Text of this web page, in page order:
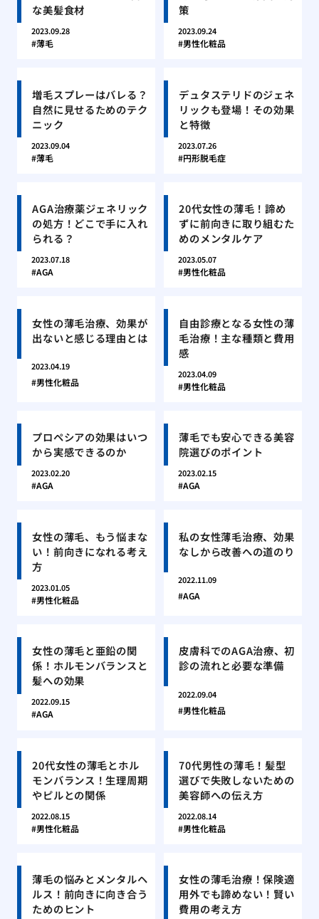
な美髪食材
2023.09.28
薄毛
策
2023.09.24
男性化粧品
増毛スプレーはバレる？
自然に見せるためのテク
ニック
2023.09.04
薄毛
デュタステリドのジェネ
リックも登場！その効果
と特徴
2023.07.26
円形脱毛症
AGA治療薬ジェネリック
の処方！どこで手に入れ
られる？
2023.07.18
AGA
20代女性の薄毛！諦め
ずに前向きに取り組むた
めのメンタルケア
2023.05.07
男性化粧品
女性の薄毛治療、効果が
出ないと感じる理由とは
2023.04.19
男性化粧品
自由診療となる女性の薄
毛治療！主な種類と費用
感
2023.04.09
男性化粧品
プロペシアの効果はいつ
から実感できるのか
2023.02.20
AGA
薄毛でも安心できる美容
院選びのポイント
2023.02.15
AGA
女性の薄毛、もう悩まな
い！前向きになれる考え
方
2023.01.05
男性化粧品
私の女性薄毛治療、効果
なしから改善への道のり
2022.11.09
AGA
女性の薄毛と亜鉛の関
係！ホルモンバランスと
髪への効果
2022.09.15
AGA
皮膚科でのAGA治療、初
診の流れと必要な準備
2022.09.04
男性化粧品
20代女性の薄毛とホル
モンバランス！生理周期
やピルとの関係
2022.08.15
男性化粧品
70代男性の薄毛！髪型
選びで失敗しないための
美容師への伝え方
2022.08.14
男性化粧品
薄毛の悩みとメンタルヘ
ルス！前向きに向き合う
ためのヒント
女性の薄毛治療！保険適
用外でも諦めない！賢い
費用の考え方